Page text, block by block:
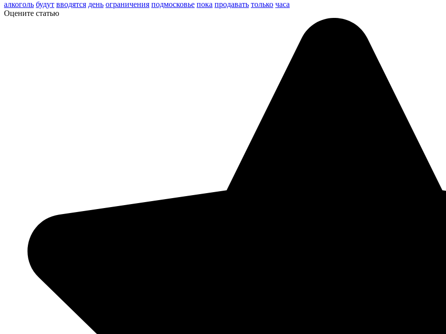
алкоголь будут вводятся день ограничения подмосковье пока продавать только часа
Оцените статью